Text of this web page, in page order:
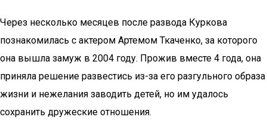
Через несколько месяцев после развода Куркова
познакомилась с актером Артемом Ткаченко, за которого
она вышла замуж в 2004 году. Прожив вместе 4 года, она
приняла решение развестись из-за его разгульного образа
жизни и нежелания заводить детей, но им удалось
сохранить дружеские отношения.